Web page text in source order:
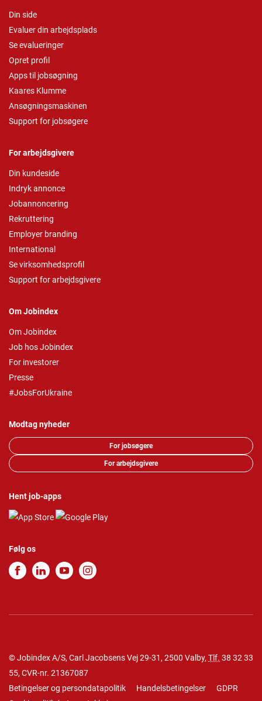
Din side
Evaluer din arbejdsplads
Se evalueringer
Opret profil
Apps til jobsøgning
Kaares Klumme
Ansøgningsmaskinen
Support for jobsøgere
For arbejdsgivere
Din kundeside
Indryk annonce
Jobannoncering
Rekruttering
Employer branding
International
Se virksomhedsprofil
Support for arbejdsgivere
Om Jobindex
Om Jobindex
Job hos Jobindex
For investorer
Presse
#JobsForUkraine
Modtag nyheder
For jobsøgere
For arbejdsgivere
Hent job-apps
Følg os
© Jobindex A/S, Carl Jacobsens Vej 29-31, 2500 Valby, Tlf. 38 32 33
55, CVR-nr. 21367087
Betingelser og persondatapolitik
Handelsbetingelser
GDPR